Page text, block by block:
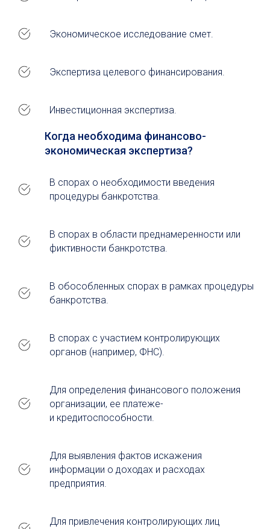
Экономическое исследование смет.
Экспертиза целевого финансирования.
Инвестиционная экспертиза.
Когда необходима финансово-
экономическая экспертиза?
В спорах о необходимости введения
процедуры банкротства.
В спорах в области преднамеренности или
фиктивности банкротства.
В обособленных спорах в рамках процедуры
банкротства.
В спорах с участием контролирующих
органов (например, ФНС).
Для определения финансового положения
организации, ее платеже-
и кредитоспособности.
Для выявления фактов искажения
информации о доходах и расходах
предприятия.
Для привлечения контролирующих лиц